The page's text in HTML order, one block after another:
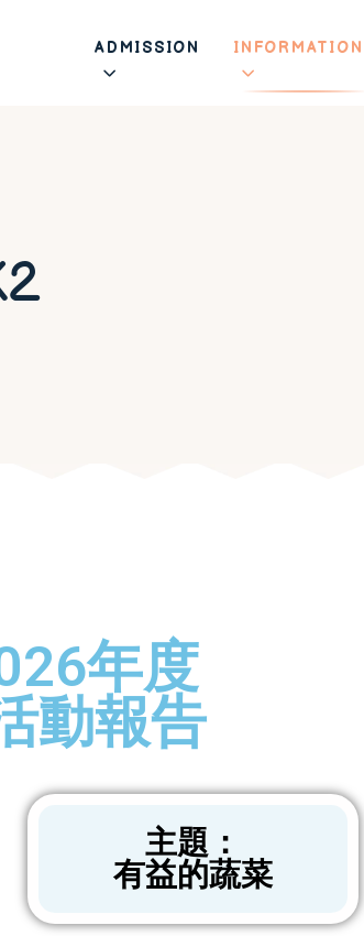
ADMISSION INFORMATION
年度
動報告
主題：
有益的蔬菜